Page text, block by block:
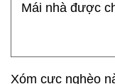
Mái nhà được
Xóm cực nghèo